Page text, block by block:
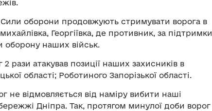
Сили оборони продовжують стримувати ворога в
Георгіївка, де противник, за підтримки
оборону наших військ.
2 рази атакував позиції наших захисників в
області; Роботиного Запорізької області.
не відмовляється від наміру вибити наші
Дніпра. Так, протягом минулої доби ворог